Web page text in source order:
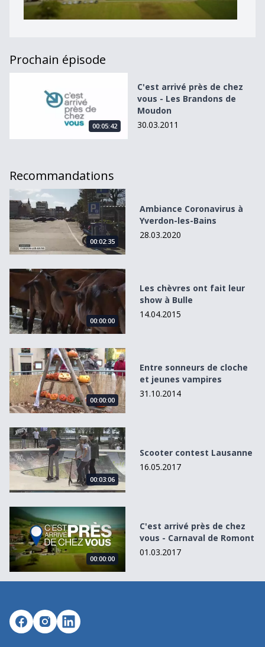
Prochain épisode
00:05:42
C'est arrivé près de chez
vous - Les Brandons de
Moudon
30.03.2011
Recommandations
Ambiance Coronavirus à Yverdon-les-Bains
00:02:35
Ambiance Coronavirus à
Yverdon-les-Bains
28.03.2020
Les chèvres ont fait leur show à Bulle
00:00:00
Les chèvres ont fait leur
show à Bulle
14.04.2015
Entre sonneurs de cloche et jeunes vampires
00:00:00
Entre sonneurs de cloche
et jeunes vampires
31.10.2014
Scooter contest Lausanne
00:03:06
Scooter contest Lausanne
16.05.2017
C&#039;est arrivé près de chez vous - Carnaval de
00:00:00
C'est arrivé près de chez
vous - Carnaval de Romont
01.03.2017